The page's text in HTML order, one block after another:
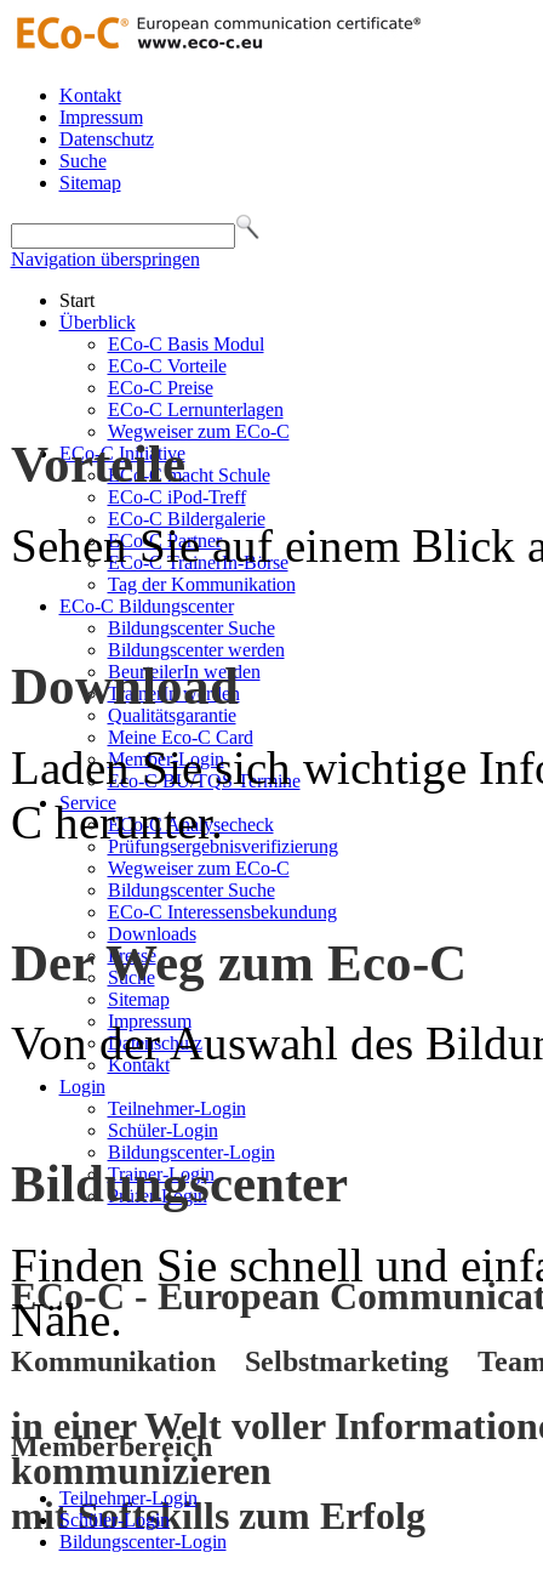
Kontakt
Impressum
Datenschutz
Suche
Sitemap
Navigation überspringen
Start
Überblick
ECo-C Basis Modul
ECo-C Vorteile
ECo-C Preise
ECo-C Lernunterlagen
Wegweiser zum ECo-C
ECo-C Initiative
ECo-C macht Schule
ECo-C iPod-Treff
ECo-C Bildergalerie
ECo-C Partner
ECo-C TrainerIn-Börse
Tag der Kommunikation
ECo-C Bildungscenter
Bildungscenter Suche
Bildungscenter werden
BeurteilerIn werden
TrainerIn werden
Qualitätsgarantie
Meine Eco-C Card
Member-Login
Eco-C BU/TQS Termine
Service
ECo-C Analysecheck
Prüfungsergebnisverifizierung
Wegweiser zum ECo-C
Bildungscenter Suche
ECo-C Interessensbekundung
Downloads
Presse
Suche
Sitemap
Impressum
Datenschutz
Kontakt
Login
Teilnehmer-Login
Schüler-Login
Bildungscenter-Login
Trainer-Login
Prüfer-Login
ECo-C - European
Kommunikation Selbstmarketing
in einer Welt voller
kommunizieren
mitSoftskillszum Erfolg
Vorteile
Sehen Sie auf einem Blick
Download
Laden Sie sich wichtige
C herunter.
Der Weg zum Eco-C
Von der Auswahl des
Bildungscenter
Finden Sie schnell und
Nähe.
Memberbereich
Teilnehmer-Login
Schüler-Login
Bildungscenter-Login